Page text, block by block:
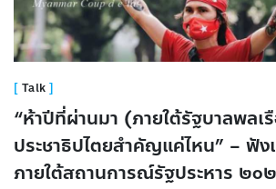
Talk
“ห้าปีที่ผ่านมา (ภายใต้รัฐบาลพลเรื
ประชาธิปไตยสำคัญแค่ไหน” – ฟั
ภายใต้สถานการณ์รัฐประหาร ๒๐